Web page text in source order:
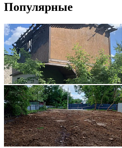
Популярные